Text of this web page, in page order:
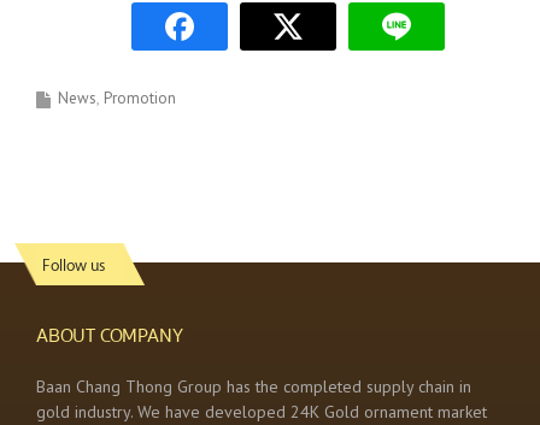
News Promotion
Follow us
ABOUT COMPANY
Baan Chang Thong Group has the completed supply chain in
gold industry. We have developed 24K Gold ornament market